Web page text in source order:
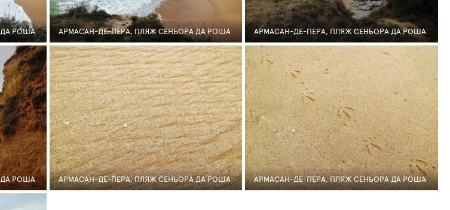
РОША АРМАСАН-ДЕ-ПЕРА, ПЛЯЖ СЕНЬОРА ДА РОША АРМАСАН-ДЕ-ПЕРА, ПЛЯЖ СЕНЬОРА ДА РОША
РОША
10 0 203
АРМАСАН-ДЕ-ПЕРА, ПЛЯЖ СЕНЬОРА ДА РОША
12 135
АРМАСАН-ДЕ-ПЕРА, ПЛЯЖ СЕНЬОРА ДА РОША